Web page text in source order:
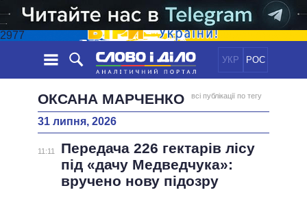
2977
УКР РОС
НОВИНИ
СТРІЧКА
ПОДІЇ
СТАТТІ
ДУМКИ
ЕКОНОМІКА
СУСПІЛЬСТВО
СВІТ
ПОЛIТИКИ
УСІ ПОЛІТИКИІНФОГРАФІКА
ОКСАНА МАРЧЕНКО всі публікації по тегу
31 липня, 2026
11:11
Передача 226 гектарів лісу
під «дачу Медведчука»:
вручено нову підозру